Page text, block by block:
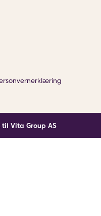
Vita Group AS